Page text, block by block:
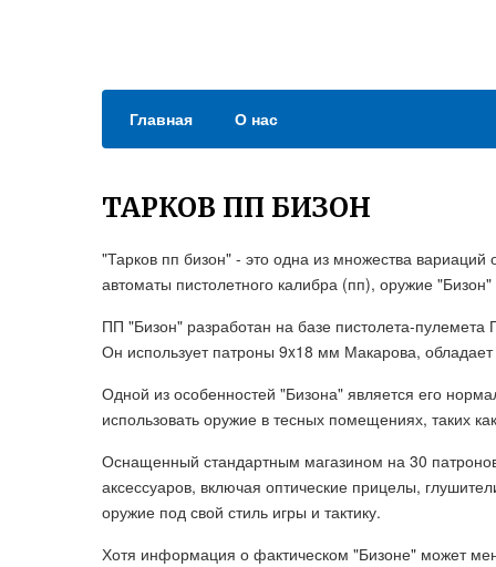
Главная О нас
ТАРКОВ ПП БИЗОН
"Тарков пп бизон" - это одна из множества
автоматы пистолетного калибра (пп), оружие
ПП "Бизон" разработан на базе пистолета-
Он использует патроны 9x18 мм Макарова,
Одной из особенностей "Бизона" является его
использовать оружие в тесных помещениях, таких
Оснащенный стандартным магазином на 30
аксессуаров, включая оптические прицелы,
оружие под свой стиль игры и тактику.
Хотя информация о фактическом "Бизоне" может